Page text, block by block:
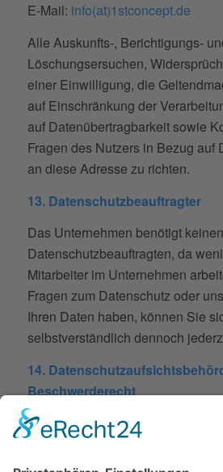
E-Mail: info(at)1stconcept.de
Alle Auskunfts-, Berichtigungs-
Löschungsersuchen,
einer Einwilligung, die
auf Einschränkung der
auf Datenübertragbarkeit sowie
Fragen des Nutzers in Bezug auf
an diese Adresse zu richten.
13. Datenschutzbeauftragter
Das Unternehmen benötigt keinen
Datenschutzbeauftragten, da
Mitarbeiter im Unternehmen
Fragen zum Datenschutz oder
Ihren Daten haben, können Sie
selbstverständlich dennoch
14.
Beschwerderecht
Die für uns zuständige
bei der eine Beschwerde über
Datenschutzrecht eingereicht